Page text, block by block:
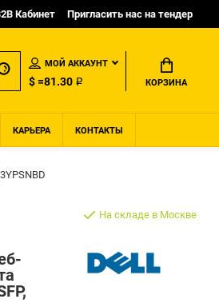
Кабинет Пригласить нас на тендер
МОЙ АККАУНТ
$ =81.30 ₽ КОРЗИНА
КАРЬЕРА КОНТАКТЫ
На складе в Москве